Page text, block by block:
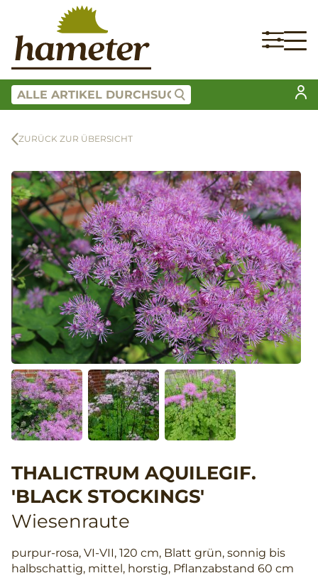
ZURÜCK ZUR ÜBERSICHT
THALICTRUM AQUILEGIF.
'BLACK STOCKINGS'
Wiesenraute
purpur-rosa, VI-VII, 120 cm, Blatt grün, sonnig bis
halbschattig, mittel, horstig, Pflanzabstand 60 cm